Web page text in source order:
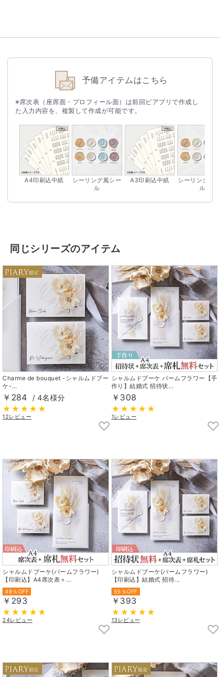
予備アイテムはこちら
※席次表（座席面・プロフィール面）は前回ピアプリで作成し
た入力内容を、複製して作成が可能です。
A4印刷込中紙
シーリング風シー
ル
A3印刷込中紙
シーリング風
ル
同じシリーズのアイテム
Charme de bouquet -シャルムドブー
ケ-...
￥284 / 4名様分
12レビュー
シャルムドブーケ パームフラワー【手
作り】結婚式 招待状...
￥308
1レビュー
シャルムドブーケ(パームフラワー)
【印刷込】A4席次表＋...
48％OFF
￥293
24レビュー
シャルムドブーケ(パームフラワー)
【印刷込】結婚式 招待...
55％OFF
￥393
13レビュー